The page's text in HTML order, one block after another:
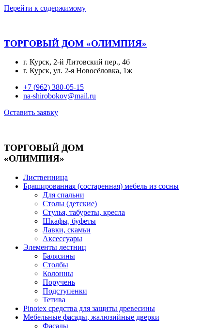
Перейти к содержимому
ТОРГОВЫЙ ДОМ «ОЛИМПИЯ»
г. Курск, 2-й Литовский пер., 4б
г. Курск, ул. 2-я Новосёловка, 1ж
+7 (962) 380-05-15
na-shirobokov@mail.ru
Оставить заявку
ТОРГОВЫЙ ДОМ
«ОЛИМПИЯ»
Лиственница
Брашированная (состаренная) мебель из сосны
Для спальни
Столы (детские)
Стулья, табуреты, кресла
Шкафы, буфеты
Лавки, скамьи
Аксессуары
Элементы лестниц
Балясины
Столбы
Колонны
Поручень
Подступенки
Тетива
Pinotex средства для защиты древесины
Мебельные фасады, жалюзийные дверки
Фасады